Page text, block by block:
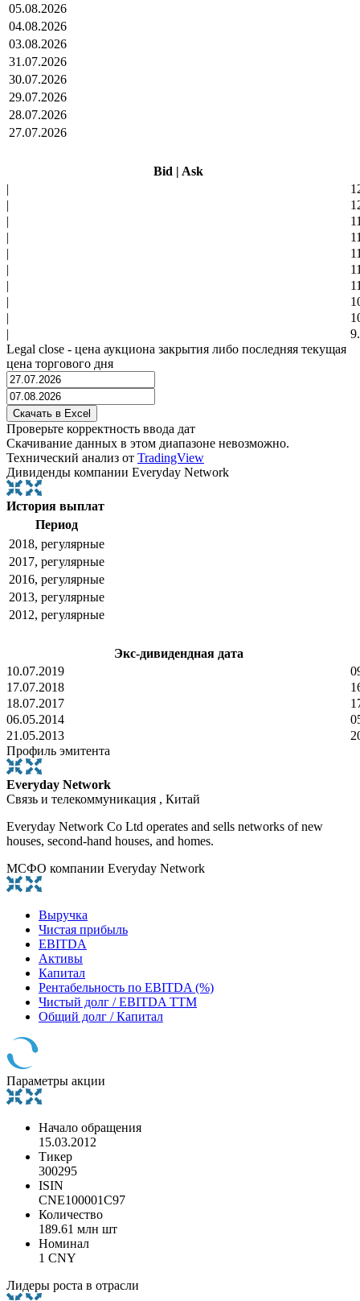
05.08.2026
04.08.2026
03.08.2026
31.07.2026
30.07.2026
29.07.2026
28.07.2026
27.07.2026
Bid | Ask
|
|
|
|
|
|
|
|
|
|
Legal close - цена аукциона закрытия либо последняя текущая
цена торгового дня
Проверьте корректность ввода дат
Скачивание данных в этом диапазоне невозможно.
Технический анализ от TradingView
Дивиденды компании Everyday Network
История выплат
Период
2018, регулярные
2017, регулярные
2016, регулярные
2013, регулярные
2012, регулярные
Экс-дивидендная дата
10.07.2019
17.07.2018
18.07.2017
06.05.2014
21.05.2013
Профиль эмитента
Everyday Network
Связь и телекоммуникация , Китай
Everyday Network Co Ltd operates and sells networks of new
houses, second-hand houses, and homes.
МСФО компании Everyday Network
Выручка
Чистая прибыль
EBITDA
Активы
Капитал
Рентабельность по EBITDA (%)
Чистый долг / EBITDA TTM
Общий долг / Капитал
Параметры акции
Начало обращения
15.03.2012
Тикер
300295
ISIN
CNE100001C97
Количество
189.61 млн шт
Номинал
1 CNY
Лидеры роста в отрасли